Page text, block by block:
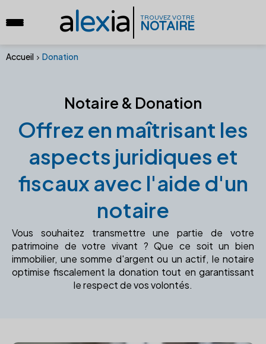
alexia TROUVEZ VOTRE
NOTAIRE
Accueil Donation
Notaire & Donation
Offrez en maîtrisant les
aspects juridiques et
fiscaux avec l'aide d'un
notaire
Vous souhaitez transmettre une partie de votre
patrimoine de votre vivant ? Que ce soit un bien
immobilier, une somme d'argent ou un actif, le notaire
optimise fiscalement la donation tout en garantissant
le respect de vos volontés.